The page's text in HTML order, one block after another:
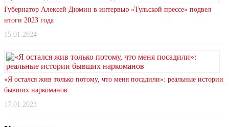
Губернатор Алексей Дюмин в интервью «Тульской прессе» подвел
итоги 2023 года
15.01.2024
«Я остался жив только потому, что меня посадили»: реальные истории
бывших наркоманов
17.01.2023